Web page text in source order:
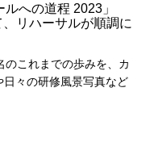
への道程 2023」
リハーサルが順調に
これまでの歩みを、カ
々の研修風景写真など